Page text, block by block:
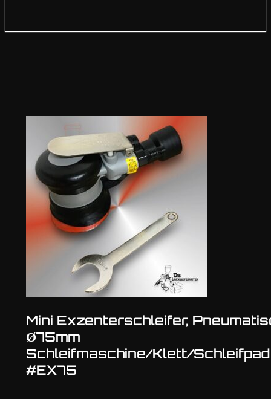
Mini Exzenterschleifer,
Ø75mm
Schleifmaschine/Klett/Schleifpad
#EX75